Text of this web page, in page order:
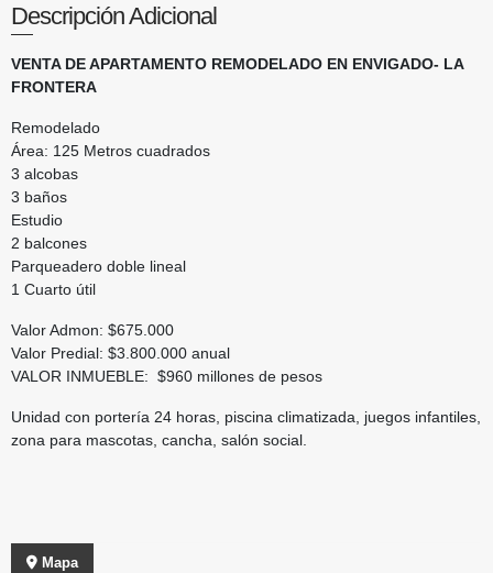
Descripción Adicional
VENTA DE APARTAMENTO REMODELADO EN ENVIGADO- LA
FRONTERA
Remodelado
Área: 125 Metros cuadrados
3 alcobas
3 baños
Estudio
2 balcones
Parqueadero doble lineal
1 Cuarto útil
Valor Admon: $675.000
Valor Predial: $3.800.000 anual
VALOR INMUEBLE: $960 millones de pesos
Unidad con portería 24 horas, piscina climatizada, juegos infantiles,
zona para mascotas, cancha, salón social.
Mapa